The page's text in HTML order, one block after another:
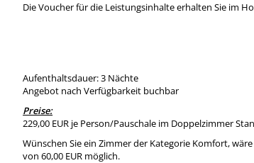
Die Voucher für die Leistungsinhalte erhalten Sie im
Aufenthaltsdauer: 3 Nächte
Angebot nach Verfügbarkeit buchbar
Preise:
229,00 EUR je Person/Pauschale im Doppelzimmer
Wünschen Sie ein Zimmer der Kategorie Komfort,
von 60,00 EUR möglich.